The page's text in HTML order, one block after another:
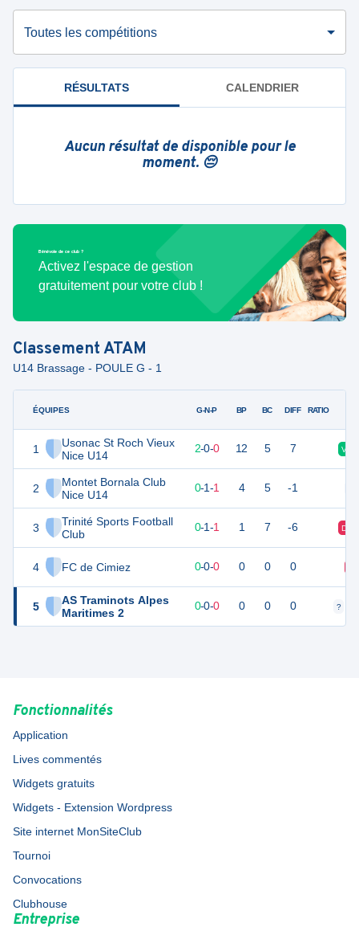
Toutes les compétitions
RÉSULTATS CALENDRIER
Aucun résultat de disponible pour le
moment. 😔
Bénévole de ce club ?
Activez l'espace de gestion
gratuitement pour votre club !
ClassementATAM
U14 Brassage - POULE G - 1
ÉQUIPES
1
Usonac St Roch Vieux
Nice U14
2
Montet Bornala Club
Nice U14
3
Trinité Sports Football
Club
4 FC de Cimiez
5
AS Traminots Alpes
Maritimes 2
G-N-P BP BC DIFF RATIO
6 2 2-0-0 12 5 7 V
1 0-1-1 4 5 -1
1 2 0-1-1 1 7 -6 D
0-0-0 0 0 0
0 0-0-0 0 0 0 ?
Fonctionnalités
Application
Lives commentés
Widgets gratuits
Widgets - Extension Wordpress
Site internet MonSiteClub
Tournoi
Convocations
Clubhouse
Entreprise